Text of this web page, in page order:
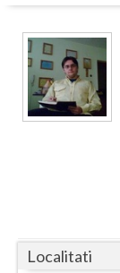
Bucuresti
Buzau
Calarasi
Caras-Severin
Dambovita
Localitati